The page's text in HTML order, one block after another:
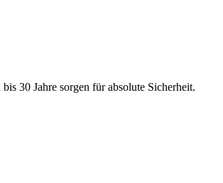
30 Jahre sorgen für absolute Sicherheit.